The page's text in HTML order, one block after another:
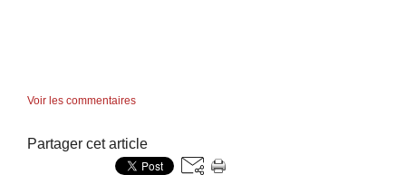
Voir les commentaires
Partager cet article